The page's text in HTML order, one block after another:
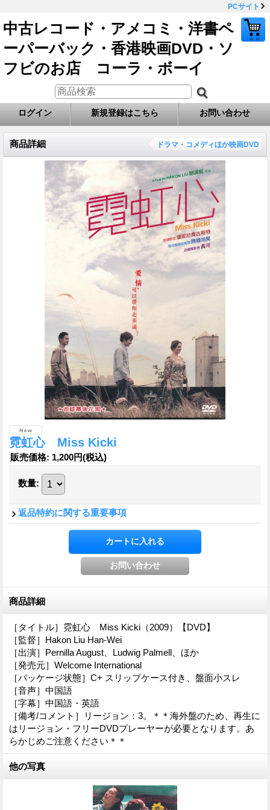
PCサイト
中古レコード・アメコミ・洋書ペ
ーパーバック・香港映画DVD・ソ
フビのお店 コーラ・ボーイ
ログイン 新規登録はこちら お問い合わせ
商品詳細 ドラマ・コメディほか映画DVD
霓虹心 Miss Kicki
販売価格: 1,200円(税込)
数量:
返品特約に関する重要事項
商品詳細
［タイトル］霓虹心 Miss Kicki（2009）【DVD】
［監督］Hakon Liu Han-Wei
［出演］Pernilla August、Ludwig Palmell、ほか
［発売元］Welcome International
［パッケージ状態］C+ スリップケース付き、盤面小スレ
［音声］中国語
［字幕］中国語・英語
［備考/コメント］リージョン：3。＊＊海外盤のため、再生に
はリージョン・フリーDVDプレーヤーが必要となります。あ
らかじめご注意ください＊＊
他の写真